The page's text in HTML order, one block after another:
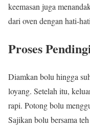
keemasan juga
dari oven dengan hati-
Proses
Diamkan bolu hingga
loyang. Setelah itu,
rapi. Potong bolu
Sajikan bolu bersama